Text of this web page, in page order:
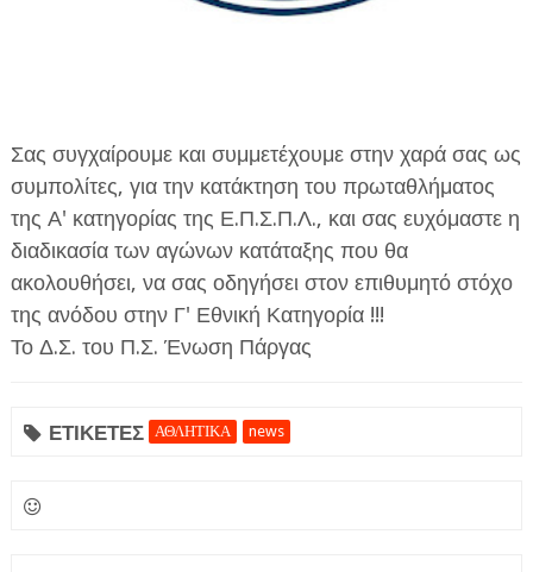
Σας συγχαίρουμε και συμμετέχουμε στην χαρά σας ως
συμπολίτες, για την κατάκτηση του πρωταθλήματος
της Α' κατηγορίας της Ε.Π.Σ.Π.Λ., και σας ευχόμαστε η
διαδικασία των αγώνων κατάταξης που θα
ακολουθήσει, να σας οδηγήσει στον επιθυμητό στόχο
της ανόδου στην Γ' Εθνική Κατηγορία !!!
Το Δ.Σ. του Π.Σ. Ένωση Πάργας
ΕΤΙΚΕΤΕΣ ΑΘΛΗΤΙΚΑ news